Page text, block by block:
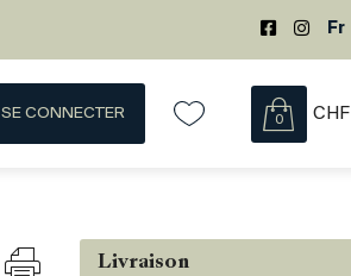
Fr
SE CONNECTER 0 CHF
Livraison